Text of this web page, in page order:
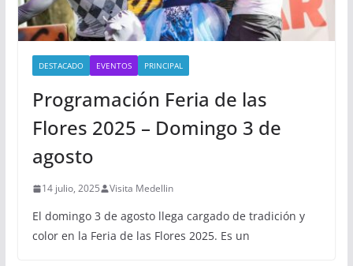
DESTACADO EVENTOS PRINCIPAL
Programación Feria de las
Flores 2025 – Domingo 3 de
agosto
14 julio, 2025 Visita Medellin
El domingo 3 de agosto llega cargado de tradición y
color en la Feria de las Flores 2025. Es un